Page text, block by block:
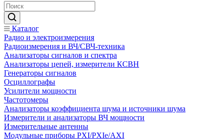
Каталог
Радио и электроизмерения
Радиоизмерения и ВЧ/СВЧ-техника
Анализаторы сигналов и спектра
Анализаторы цепей, измерители КСВН
Генераторы сигналов
Осциллографы
Усилители мощности
Частотомеры
Анализаторы коэффициента шума и источники шума
Измерители и анализаторы ВЧ мощности
Измерительные антенны
Модульные приборы PXI/PXIe/AXI